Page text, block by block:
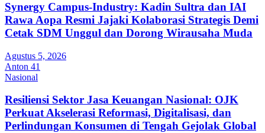
Synergy Campus-Industry: Kadin Sultra dan IAI
Rawa Aopa Resmi Jajaki Kolaborasi Strategis Demi
Cetak SDM Unggul dan Dorong Wirausaha Muda
Agustus 5, 2026
Anton 41
Nasional
Resiliensi Sektor Jasa Keuangan Nasional: OJK
Perkuat Akselerasi Reformasi, Digitalisasi, dan
Perlindungan Konsumen di Tengah Gejolak Global